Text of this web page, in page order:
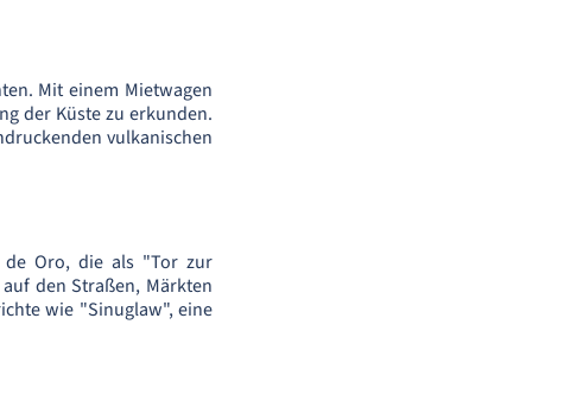
Mit einem Mietwagen
der Küste zu erkunden.
vulkanischen
de Oro, die als "Tor zur
den Straßen, Märkten
wie "Sinuglaw", eine